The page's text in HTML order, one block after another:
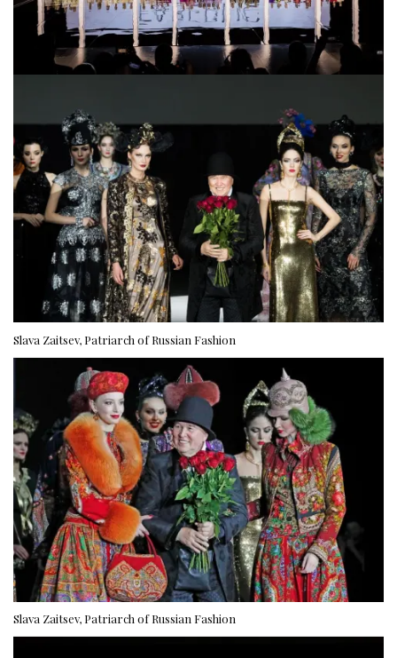
Slava Zaitsev, Patriarch of Russian Fashion
Slava Zaitsev, Patriarch of Russian Fashion